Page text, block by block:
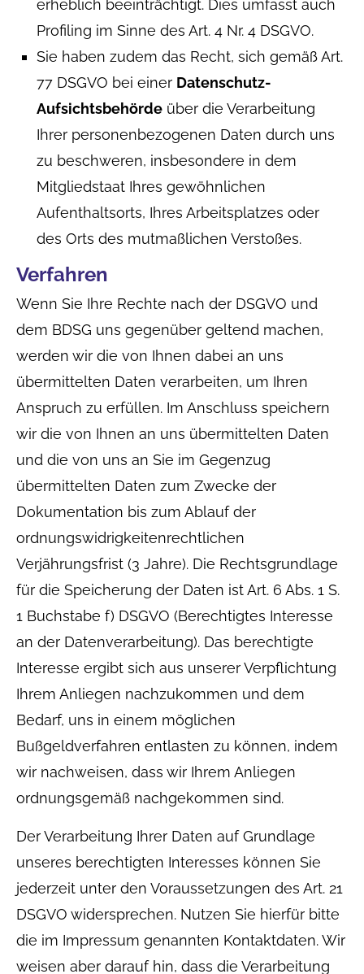
erheblich beeinträchtigt. Dies umfasst auch
Profiling im Sinne des Art. 4 Nr. 4 DSGVO.
Sie haben zudem das Recht, sich gemäß Art.
77 DSGVO bei einer Datenschutz-
Aufsichtsbehörde über die Verarbeitung
Ihrer personenbezogenen Daten durch uns
zu beschweren, insbesondere in dem
Mitgliedstaat Ihres gewöhnlichen
Aufenthaltsorts, Ihres Arbeitsplatzes oder
des Orts des mutmaßlichen Verstoßes.
Verfahren
Wenn Sie Ihre Rechte nach der DSGVO und
dem BDSG uns gegenüber geltend machen,
werden wir die von Ihnen dabei an uns
übermittelten Daten verarbeiten, um Ihren
Anspruch zu erfüllen. Im Anschluss speichern
wir die von Ihnen an uns übermittelten Daten
und die von uns an Sie im Gegenzug
übermittelten Daten zum Zwecke der
Dokumentation bis zum Ablauf der
ordnungswidrigkeitenrechtlichen
Verjährungsfrist (3 Jahre). Die Rechtsgrundlage
für die Speicherung der Daten ist Art. 6 Abs. 1 S.
1 Buchstabe f) DSGVO (Berechtigtes Interesse
an der Datenverarbeitung). Das berechtigte
Interesse ergibt sich aus unserer Verpflichtung
Ihrem Anliegen nachzukommen und dem
Bedarf, uns in einem möglichen
Bußgeldverfahren entlasten zu können, indem
wir nachweisen, dass wir Ihrem Anliegen
ordnungsgemäß nachgekommen sind.
Der Verarbeitung Ihrer Daten auf Grundlage
unseres berechtigten Interesses können Sie
jederzeit unter den Voraussetzungen des Art. 21
DSGVO widersprechen. Nutzen Sie hierfür bitte
die im Impressum genannten Kontaktdaten. Wir
weisen aber darauf hin, dass die Verarbeitung